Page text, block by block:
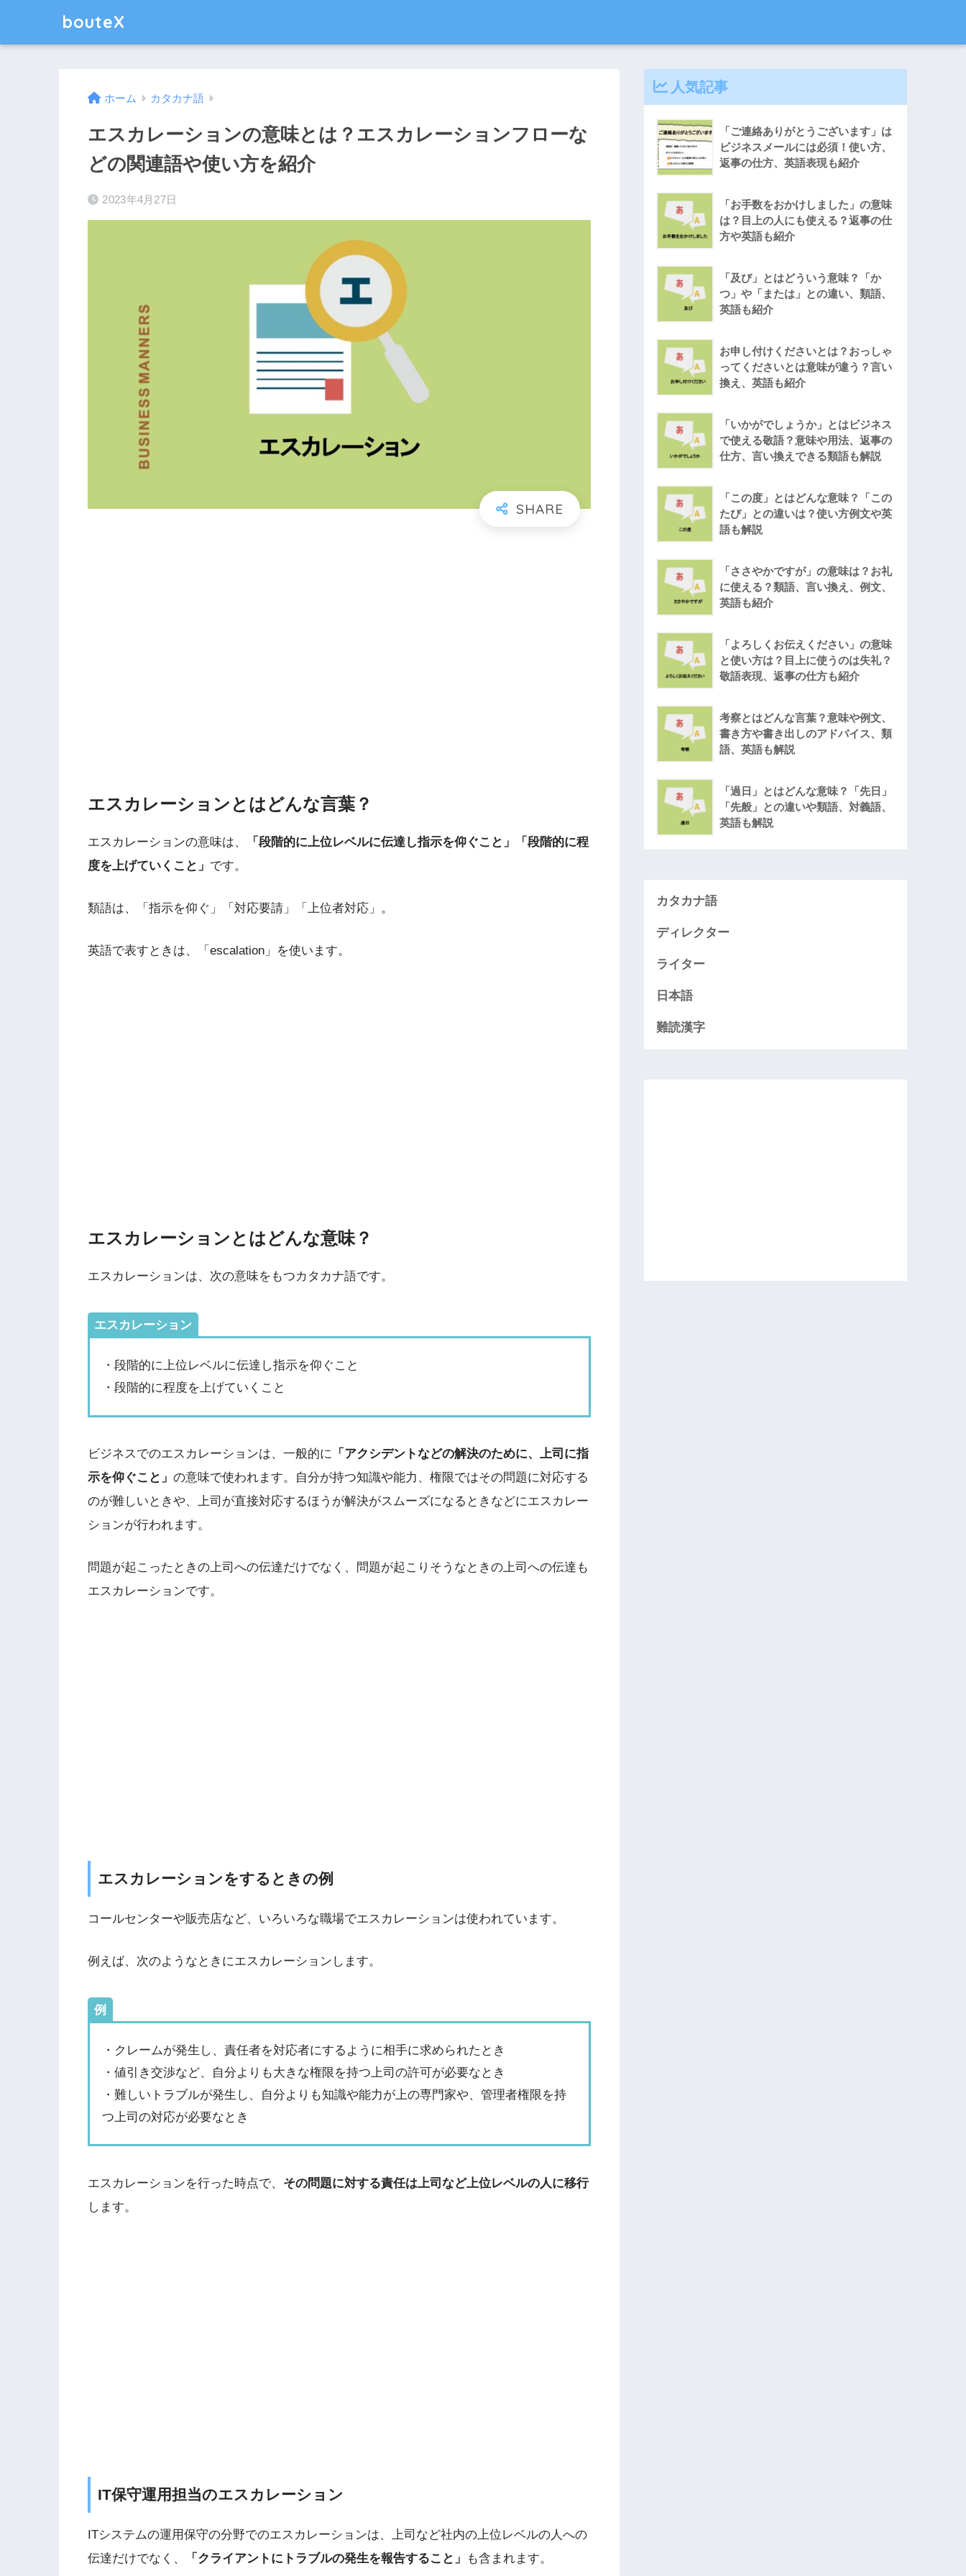
bouteX
ホーム カタカナ語
エスカレーションの意味とは？エスカレーションフローな
どの関連語や使い方を紹介
2023年4月27日
エスカレーションとはどんな言葉？
エスカレーションの意味は、
「段階的に上位レベルに伝達し指示を仰ぐこと」「段階的に程
度を上げていくこと」 です。
類語は、「指示を仰ぐ」「対応要請」「上位者対応」。
英語で表すときは、「escalation」を使います。
エスカレーションとはどんな意味？
エスカレーションは、次の意味をもつカタカナ語です。
エスカレーション
・段階的に上位レベルに伝達し指示を仰ぐこと
・段階的に程度を上げていくこと
ビジネスでのエスカレーションは、一般的に 「アクシデントなどの解決のために、上司に指
示を仰ぐこと」 の意味で使われます。自分が持つ知識や能力、権限ではその問題に対応する
のが難しいときや、上司が直接対応するほうが解決がスムーズになるときなどにエスカレー
ションが行われます。
問題が起こったときの上司への伝達だけでなく、問題が起こりそうなときの上司への伝達も
エスカレーションです。
エスカレーションをするときの例
コールセンターや販売店など、いろいろな職場でエスカレーションは使われています。
例えば、次のようなときにエスカレーションします。
例
・クレームが発生し、責任者を対応者にするように相手に求められたとき
・値引き交渉など、自分よりも大きな権限を持つ上司の許可が必要なとき
・難しいトラブルが発生し、自分よりも知識や能力が上の専門家や、管理者権限を持
つ上司の対応が必要なとき
エスカレーションを行った時点で、 その問題に対する責任は上司など上位レベルの人に移行
します。
IT保守運用担当のエスカレーション
ITシステムの運用保守の分野でのエスカレーションは、上司など社内の上位レベルの人への
伝達だけでなく、
「クライアントにトラブルの発生を報告すること」 も含まれます。
人気記事
「ご連絡ありがとうございます」は
ビジネスメールには必須！使い方、
返事の仕方、英語表現も紹介
「お手数をおかけしました」の意味
は？目上の人にも使える？返事の仕
方や英語も紹介
「及び」とはどういう意味？「か
つ」や「または」との違い、類語、
英語も紹介
お申し付けくださいとは？おっしゃ
ってくださいとは意味が違う？言い
換え、英語も紹介
「いかがでしょうか」とはビジネス
で使える敬語？意味や用法、返事の
仕方、言い換えできる類語も解説
「この度」とはどんな意味？「この
たび」との違いは？使い方例文や英
語も解説
「ささやかですが」の意味は？お礼
に使える？類語、言い換え、例文、
英語も紹介
「よろしくお伝えください」の意味
と使い方は？目上に使うのは失礼？
敬語表現、返事の仕方も紹介
考察とはどんな言葉？意味や例文、
書き方や書き出しのアドバイス、類
語、英語も解説
「過日」とはどんな意味？「先日」
「先般」との違いや類語、対義語、
英語も解説
カタカナ語
ディレクター
ライター
日本語
難読漢字